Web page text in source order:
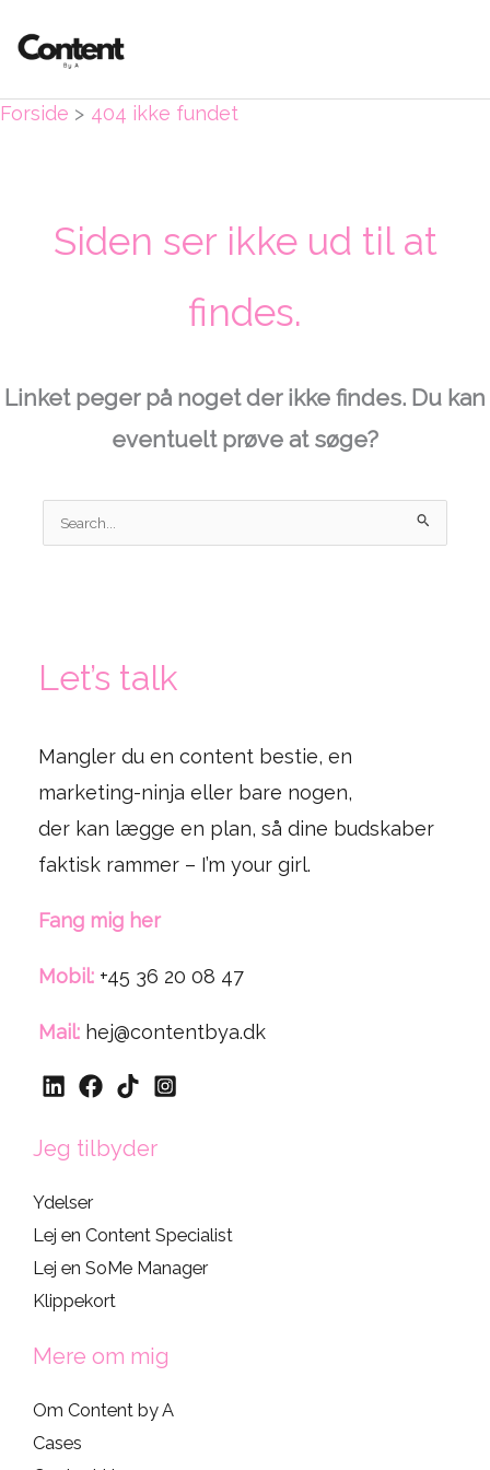
Forside
404 ikke fundet
Siden ser ikke ud til at
findes.
Linket peger på noget der ikke findes. Du kan
eventuelt prøve at søge?
Søg
Let’s talk
Mangler du en content bestie, en
marketing-ninja eller bare nogen,
der kan lægge en plan, så dine budskaber
faktisk rammer – I’m your girl.
Fang mig her
Mobil: +45 36 20 08 47
Mail: hej@contentbya.dk
Jeg tilbyder
Ydelser
Lej en Content Specialist
Lej en SoMe Manager
Klippekort
Mere om mig
Om Content by A
Cases